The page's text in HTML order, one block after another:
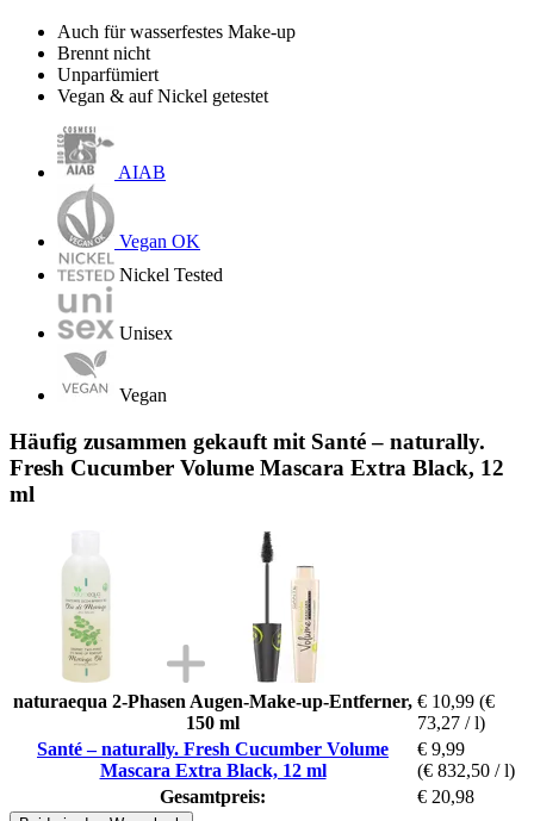
Auch für wasserfestes Make-up
Brennt nicht
Unparfümiert
Vegan & auf Nickel getestet
AIAB
Vegan OK
Nickel Tested
Unisex
Vegan
Häufig zusammen gekauft mit Santé – naturally.
Fresh Cucumber Volume Mascara Extra Black, 12
ml
naturaequa 2-Phasen Augen-Make-up-Entferner,
150 ml
€ 10,99 (€
73,27 / l)
Santé – naturally. Fresh Cucumber Volume
Mascara Extra Black, 12 ml
€ 9,99
(€ 832,50 / l)
Gesamtpreis:
€ 20,98